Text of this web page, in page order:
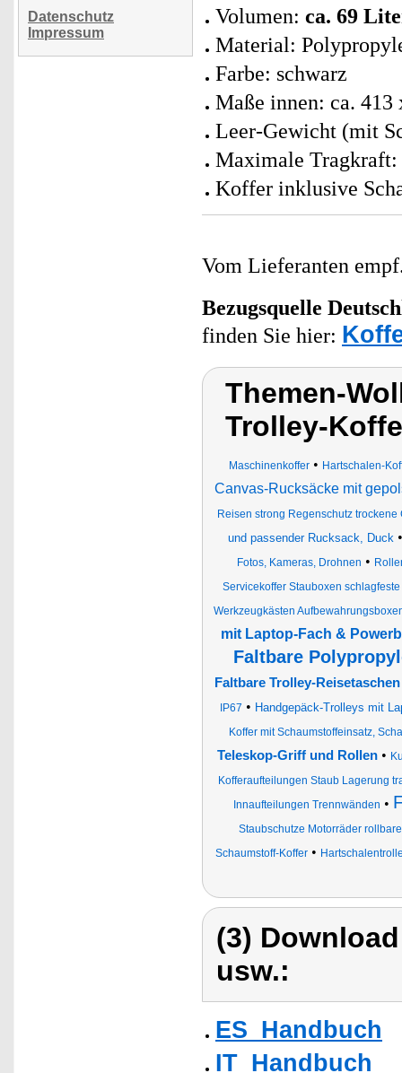
Datenschutz
Impressum
Volumen: ca. 69
Material:
Farbe: schwarz
Maße innen: ca. 413
Leer-Gewicht (mit
Maximale Tragkraft:
Koffer inklusive
Vom Lieferanten
Bezugsquelle
finden Sie hier:
Themen-
Trolley-
Maschinenkoffer • Hartschalen-
Canvas-Rucksäcke mit
Reisen strong Regenschutz
und passender Rucksack, Duck
Fotos, Kameras, Drohnen •
Servicekoffer Stauboxen
Werkzeugkästen
mit Laptop-Fach &
Faltbare
Faltbare Trolley-
IP67 • Handgepäck-Trolleys mit
Koffer mit Schaumstoffeinsatz,
Teleskop-Griff und Rollen•
Kofferaufteilungen Staub Lagerung
Innaufteilungen Trennwänden •
Staubschutze Motorräder
Schaumstoff-Koffer•
(3)
usw.:
ES_Handbuch
IT_Handbuch